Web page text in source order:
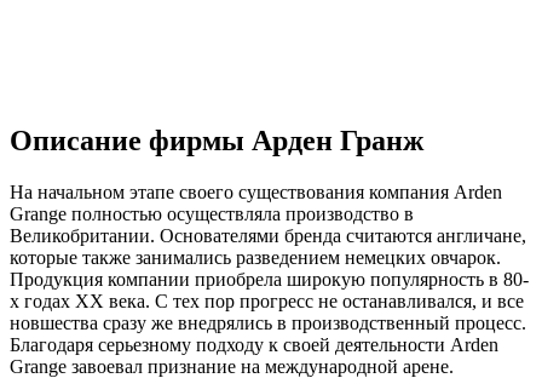
Описание фирмы Арден Гранж
На начальном этапе своего существования компания Arden
Grange полностью осуществляла производство в
Великобритании. Основателями бренда считаются англичане,
которые также занимались разведением немецких овчарок.
Продукция компании приобрела широкую популярность в 80-
х годах XX века. С тех пор прогресс не останавливался, и все
новшества сразу же внедрялись в производственный процесс.
Благодаря серьезному подходу к своей деятельности Arden
Grange завоевал признание на международной арене.